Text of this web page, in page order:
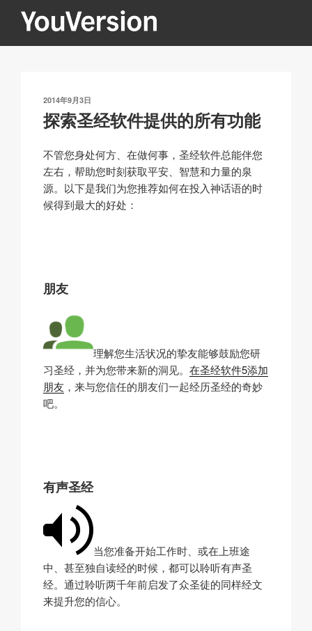
YOUVERSION
Seeking God every day.
发
布
于
2014年9月3日
探索圣经软件提供的所有功能
不管您身处何方、在做何事，圣经软件总能伴您
左右，帮助您时刻获取平安、智慧和力量的泉
源。以下是我们为您推荐如何在投入神话语的时
候得到最大的好处：
朋友
理解您生活状况的挚友能够鼓励您研
习圣经，并为您带来新的洞见。 在圣经软件5添加
朋友 ，来与您信任的朋友们一起经历圣经的奇妙
吧。
有声圣经
当您准备开始工作时、或在上班途
中、甚至独自读经的时候，都可以聆听有声圣
经。通过聆听两千年前启发了众圣徒的同样经文
来提升您的信心。